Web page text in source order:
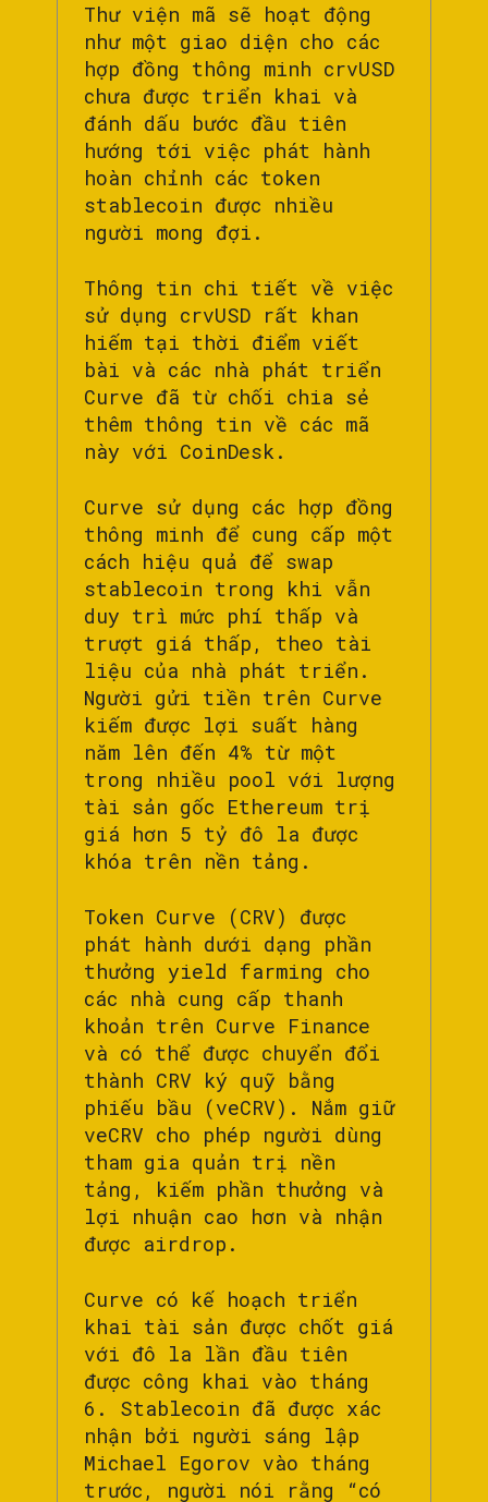
Thư viện mã sẽ hoạt động
như một giao diện cho các
hợp đồng thông minh crvUSD
chưa được triển khai và
đánh dấu bước đầu tiên
hướng tới việc phát hành
hoàn chỉnh các token
stablecoin được nhiều
người mong đợi.
Thông tin chi tiết về việc
sử dụng crvUSD rất khan
hiếm tại thời điểm viết
bài và các nhà phát triển
Curve đã từ chối chia sẻ
thêm thông tin về các mã
này với CoinDesk.
Curve sử dụng các hợp đồng
thông minh để cung cấp một
cách hiệu quả để swap
stablecoin trong khi vẫn
duy trì mức phí thấp và
trượt giá thấp, theo tài
liệu của nhà phát triển.
Người gửi tiền trên Curve
kiếm được lợi suất hàng
năm lên đến 4% từ một
trong nhiều pool với lượng
tài sản gốc Ethereum trị
giá hơn 5 tỷ đô la được
khóa trên nền tảng.
Token Curve (CRV) được
phát hành dưới dạng phần
thưởng yield farming cho
các nhà cung cấp thanh
khoản trên Curve Finance
và có thể được chuyển đổi
thành CRV ký quỹ bằng
phiếu bầu (veCRV). Nắm giữ
veCRV cho phép người dùng
tham gia quản trị nền
tảng, kiếm phần thưởng và
lợi nhuận cao hơn và nhận
được airdrop.
Curve có kế hoạch triển
khai tài sản được chốt giá
với đô la lần đầu tiên
được công khai vào tháng
6. Stablecoin đã được xác
nhận bởi người sáng lập
Michael Egorov vào tháng
trước, người nói rằng “có